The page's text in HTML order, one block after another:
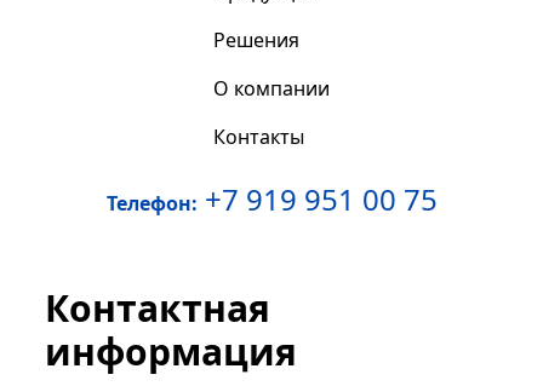
Решения
О компании
Контакты
Телефон: +7 919 951 00 75
Контактная
информация